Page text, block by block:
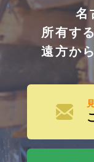
名
所有す
遠方か